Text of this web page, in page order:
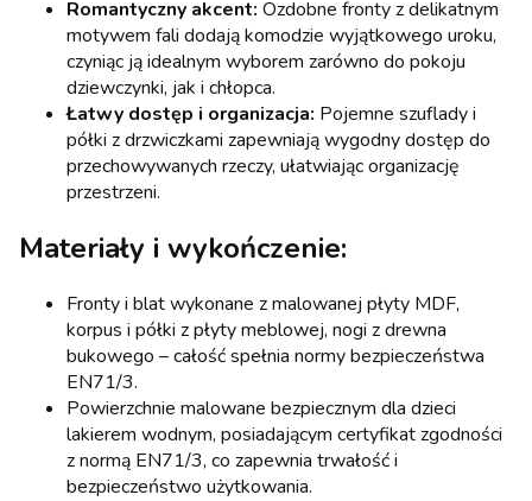
Romantyczny akcent: Ozdobne fronty z delikatnym
motywem fali dodają komodzie wyjątkowego uroku,
czyniąc ją idealnym wyborem zarówno do pokoju
dziewczynki, jak i chłopca.
Łatwy dostęp i organizacja: Pojemne szuflady i
półki z drzwiczkami zapewniają wygodny dostęp do
przechowywanych rzeczy, ułatwiając organizację
przestrzeni.
Materiały i wykończenie:
Fronty i blat wykonane z malowanej płyty MDF,
korpus i półki z płyty meblowej, nogi z drewna
bukowego – całość spełnia normy bezpieczeństwa
EN71/3.
Powierzchnie malowane bezpiecznym dla dzieci
lakierem wodnym, posiadającym certyfikat zgodności
z normą EN71/3, co zapewnia trwałość i
bezpieczeństwo użytkowania.